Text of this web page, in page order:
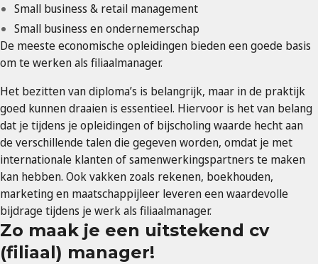
Small business & retail management
Small business en ondernemerschap
De meeste economische opleidingen bieden een goede basis
om te werken als filiaalmanager.
Het bezitten van diploma’s is belangrijk, maar in de praktijk
goed kunnen draaien is essentieel. Hiervoor is het van belang
dat je tijdens je opleidingen of bijscholing waarde hecht aan
de verschillende talen die gegeven worden, omdat je met
internationale klanten of samenwerkingspartners te maken
kan hebben. Ook vakken zoals rekenen, boekhouden,
marketing en maatschappijleer leveren een waardevolle
bijdrage tijdens je werk als filiaalmanager.
Zo maak je een uitstekend cv
(filiaal) manager!